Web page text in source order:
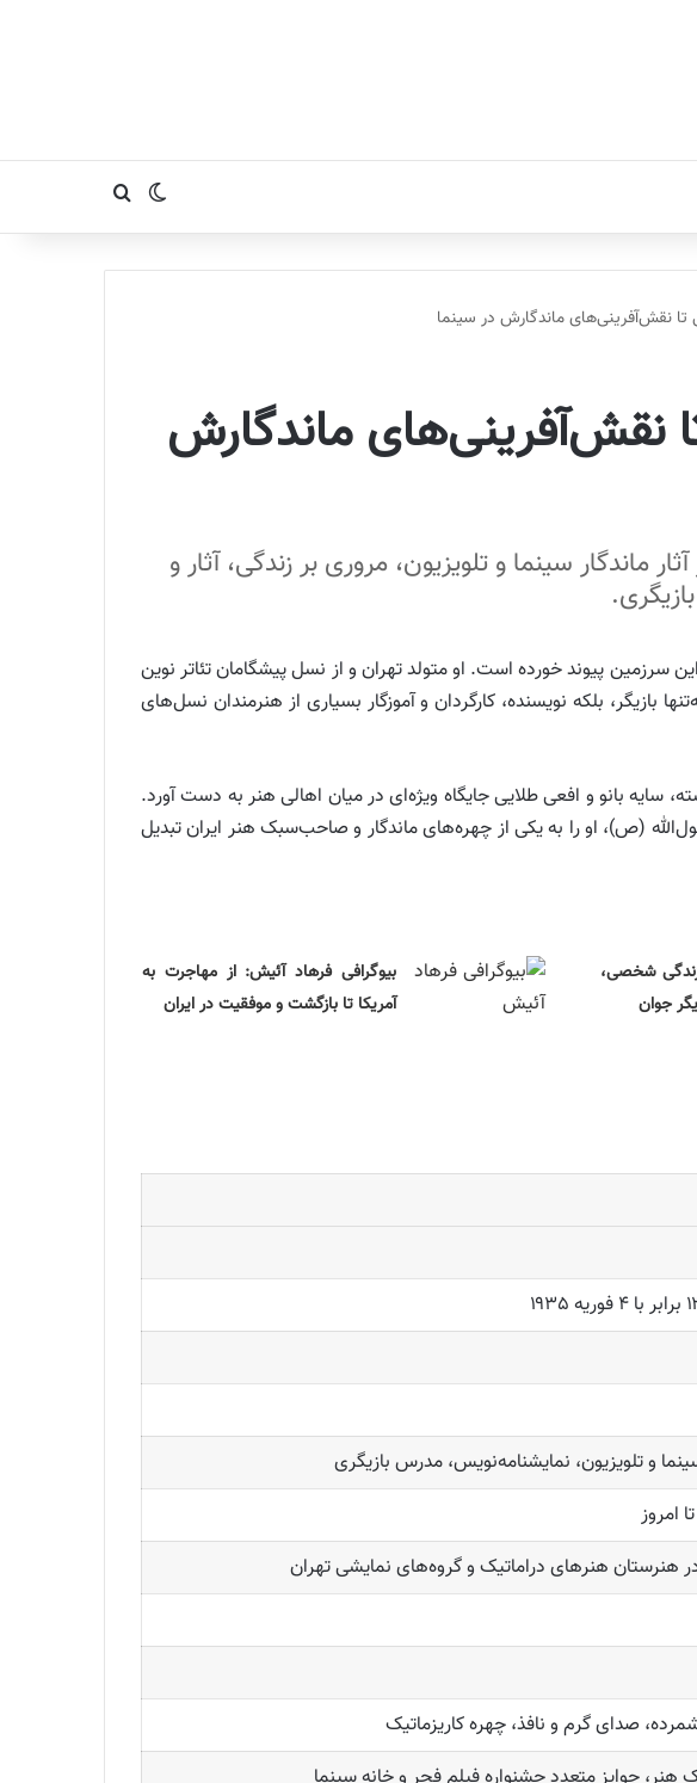
تغییر پوستهجستجو برای
نقش‌آفرینی‌های ماندگارش در سینما
نقش‌آفرینی‌های ماندگارش
ماندگار سینما و تلویزیون، مروری بر زندگی، آثار و
سرزمین پیوند خورده است. او متولد تهران و از نسل پیشگامان تئاتر نوین
بلکه نویسنده، کارگردان و آموزگار بسیاری از هنرمندان نسل‌های
سایه بانو و افعی طلایی جایگاه ویژه‌ای در میان اهالی هنر به دست آورد.
(ص)، او را به یکی از چهره‌های ماندگار و صاحب‌سبک هنر ایران تبدیل
شخصی،
جوان
بیوگرافی فرهاد آئیش: از مهاجرت به
آمریکا تا بازگشت و موفقیت در ایران
سینما و تلویزیون، نمایشنامه‌نویس، مدرس بازیگری
هنرستان هنرهای دراماتیک و گروه‌های نمایشی تهران
صدای گرم و نافذ، چهره کاریزماتیک